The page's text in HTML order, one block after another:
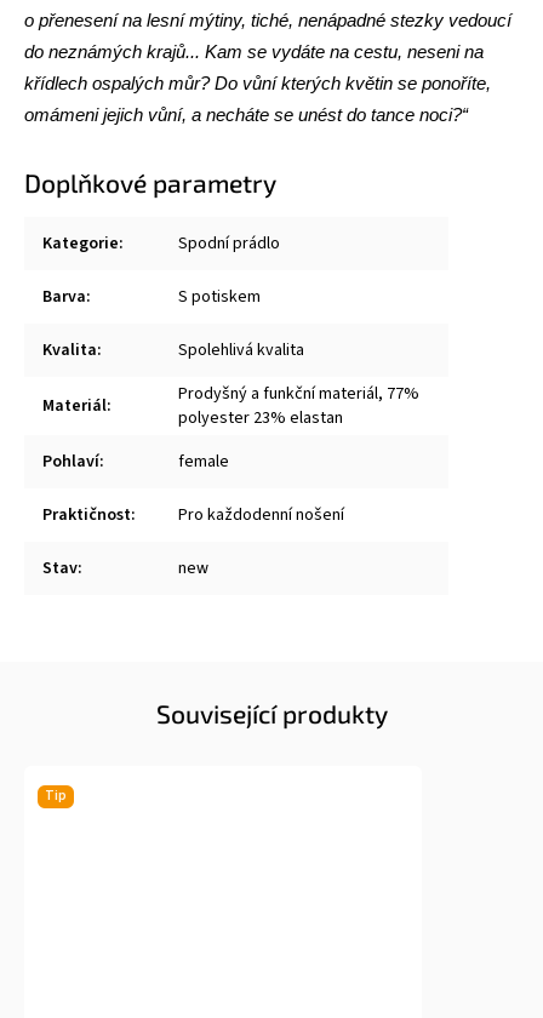
o přenesení na lesní mýtiny, tiché, nenápadné stezky vedoucí
do neznámých krajů... Kam se vydáte na cestu, neseni na
křídlech ospalých můr? Do vůní kterých květin se ponoříte,
omámeni jejich vůní, a necháte se unést do tance noci?“
Doplňkové parametry
Kategorie: Spodní prádlo
Barva: S potiskem
Kvalita: Spolehlivá kvalita
Materiál:
Prodyšný a funkční materiál, 77%
polyester 23% elastan
Pohlaví: female
Praktičnost: Pro každodenní nošení
Stav: new
Související produkty
Tip